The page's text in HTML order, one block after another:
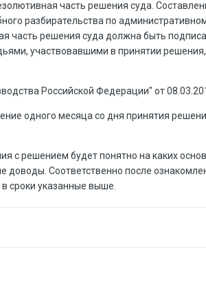
часть решения суда.
разбирательства по
решения суда должна быть
участвовавшими в принятии
Российской Федерации" от
одного месяца со дня принятия
с решением будет понятно на каких
доводы. Соответственно после
сроки указанные выше.